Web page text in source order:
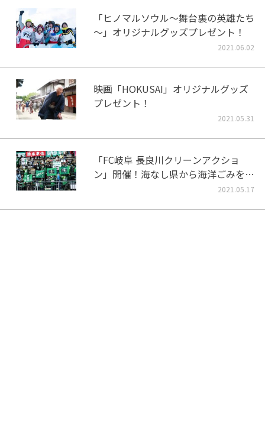
「ヒノマルソウル～舞台裏の英雄たち
～」オリジナルグッズプレゼント！
2021.06.02
映画「HOKUSAI」オリジナルグッズ
プレゼント！
2021.05.31
「FC岐阜 長良川クリーンアクショ
ン」開催！海なし県から海洋ごみをな
2021.05.17